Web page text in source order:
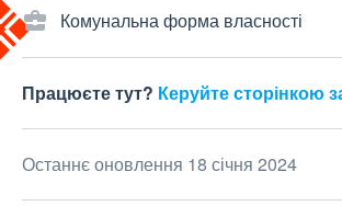
Комунальна форма власності
Працюєте тут? Керуйте сторінкою
Останнє оновлення 18 січня 2024